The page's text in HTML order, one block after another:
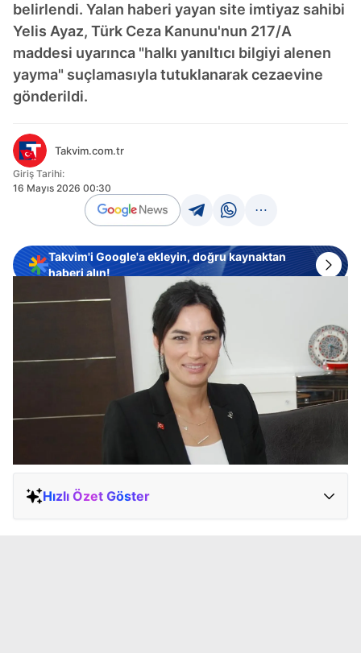
belirlendi. Yalan haberi yayan site imtiyaz sahibi
Yelis Ayaz, Türk Ceza Kanunu'nun 217/A
maddesi uyarınca "halkı yanıltıcı bilgiyi alenen
yayma" suçlamasıyla tutuklanarak cezaevine
gönderildi.
Takvim.com.tr
Giriş Tarihi:
16 Mayıs 2026 00:30
Takvim'i Google'a ekleyin, doğru kaynaktan
haberi alın!
Hızlı Özet Göster